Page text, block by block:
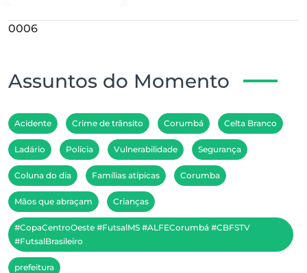
0006
Assuntos do Momento
Acidente Crime de trânsito Corumbá Celta Branco
Ladário Polícia Vulnerabilidade Segurança
Coluna do dia Famílias atípicas Corumba
Mãos que abraçam Crianças
#CopaCentroOeste #FutsalMS #ALFECorumbá #CBFSTV
#FutsalBrasileiro
prefeitura